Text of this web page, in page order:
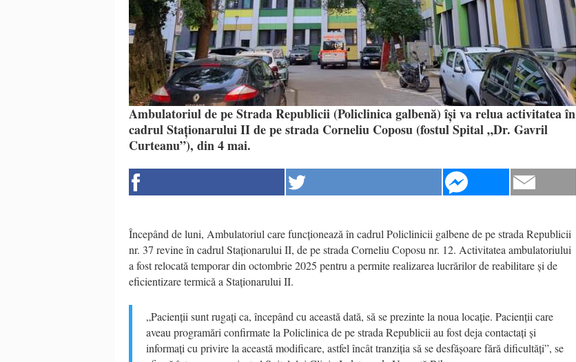
Ambulatoriul de pe Strada Republicii (Policlinica galbenă) își va relua activitatea în
cadrul Staționarului II de pe strada Corneliu Coposu (fostul Spital „Dr. Gavril
Curteanu”), din 4 mai.
Începând de luni, Ambulatoriul care funcționează în cadrul Policlinicii galbene de pe strada Republicii
nr. 37 revine în cadrul Staționarului II, de pe strada Corneliu Coposu nr. 12. Activitatea ambulatoriului
a fost relocată temporar din octombrie 2025 pentru a permite realizarea lucrărilor de reabilitare și de
eficientizare termică a Staționarului II.
„Pacienții sunt rugați ca, începând cu această dată, să se prezinte la noua locație. Pacienții care
aveau programări confirmate la Policlinica de pe strada Republicii au fost deja contactați și
informați cu privire la această modificare, astfel încât tranziția să se desfășoare fără dificultăți”, se